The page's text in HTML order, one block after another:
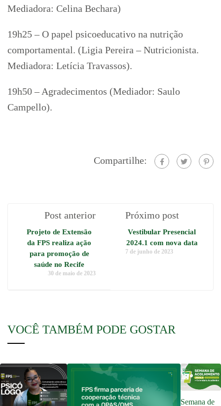
Mediadora: Celina Bechara)
19h25 – O papel psicoeducativo na nutrição
comportamental. (Ligia Pereira – Nutricionista.
Mediadora: Letícia Travassos).
19h50 – Agradecimentos (Mediador: Saulo
Campello).
Compartilhe:
Post anterior
Projeto de Extensão
da FPS realiza ação
para promoção de
saúde no Recife
30 de maio de 2023
Próximo post
Vestibular Presencial
2024.1 com nova data
7 de junho de 2023
VOCÊ TAMBÉM PODE GOSTAR
Semana de